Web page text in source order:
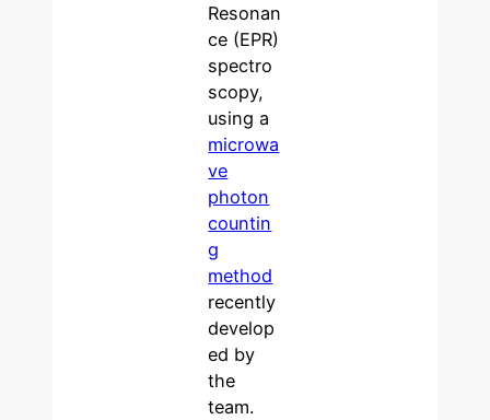
Resonan
ce (EPR)
spectro
scopy,
using a
microwa
ve
photon
countin
g
method
recently
develop
ed by
the
team.